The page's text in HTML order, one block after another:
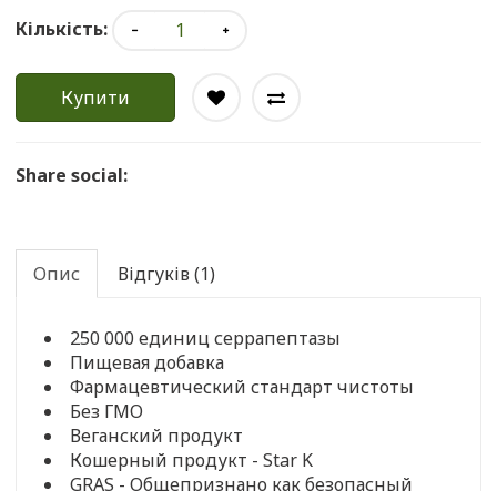
Кількість:
Купити
Share social:
Опис Відгуків (1)
250 000 единиц серрапептазы
Пищевая добавка
Фармацевтический стандарт чистоты
Без ГМО
Веганский продукт
Кошерный продукт - Star K
GRAS - Общепризнано как безопасный